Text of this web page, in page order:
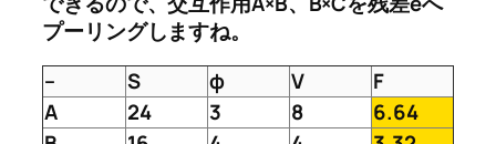
プーリングしますね。
–
S φ V
F
A
24 3 8
6.64